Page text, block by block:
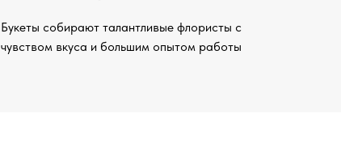
Букеты собирают талантливые флористы с
чувством вкуса и большим опытом работы